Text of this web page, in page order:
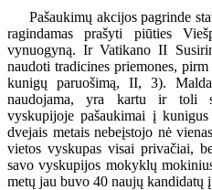
Pašaukimų akcijos pagrinde
ragindamas prašyti piūties
vynuogyną. Ir Vatikano II
naudoti tradicines priemones,
kunigų paruošimą, II, 3).
naudojama, yra kartu ir toli
vyskupijoje pašaukimai į
dvejais metais nebeįstojo nė
vietos vyskupas visai privačiai,
savo vyskupijos mokyklų
metų jau buvo 40 naujų kandidatų